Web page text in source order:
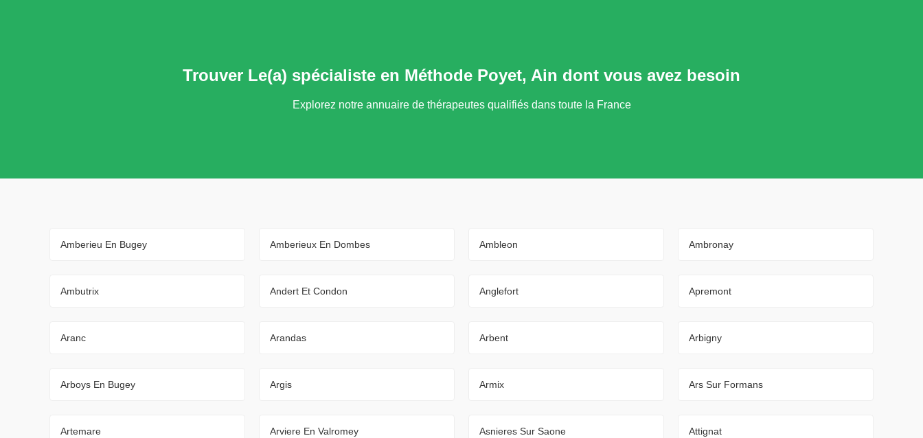
Trouver Le(a) spécialiste en Méthode Poyet, Ain dont vous avez besoin
Explorez notre annuaire de thérapeutes qualifiés dans toute la France
Amberieu En Bugey Amberieux En Dombes Ambleon Ambronay
Ambutrix Andert Et Condon Anglefort Apremont
Aranc Arandas Arbent Arbigny
Arboys En Bugey Argis Armix Ars Sur Formans
Artemare Arviere En Valromey Asnieres Sur Saone Attignat